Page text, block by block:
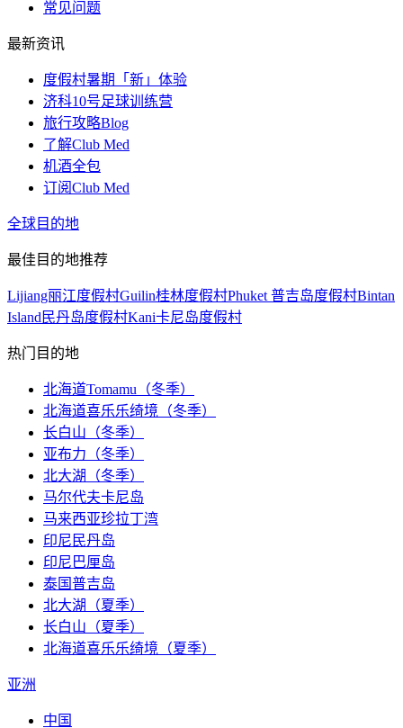
常见问题
最新资讯
度假村暑期「新」体验
济科10号足球训练营
旅行攻略Blog
了解Club Med
机酒全包
订阅Club Med
全球目的地
最佳目的地推荐
Lijiang丽江度假村Guilin桂林度假村Phuket 普吉岛度假村Bintan
Island民丹岛度假村Kani卡尼岛度假村
热门目的地
北海道Tomamu（冬季）
北海道喜乐乐绮境（冬季）
长白山（冬季）
亚布力（冬季）
北大湖（冬季）
马尔代夫卡尼岛
马来西亚珍拉丁湾
印尼民丹岛
印尼巴厘岛
泰国普吉岛
北大湖（夏季）
长白山（夏季）
北海道喜乐乐绮境（夏季）
亚洲
中国